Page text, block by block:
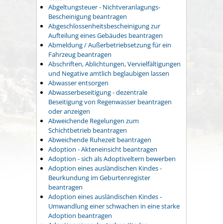
Abgeltungsteuer - Nichtveranlagungs-
Bescheinigung beantragen
Abgeschlossenheitsbescheinigung zur
Aufteilung eines Gebäudes beantragen
Abmeldung / Außerbetriebsetzung für ein
Fahrzeug beantragen
Abschriften, Ablichtungen, Vervielfältigungen
und Negative amtlich beglaubigen lassen
Abwasser entsorgen
Abwasserbeseitigung - dezentrale
Beseitigung von Regenwasser beantragen
oder anzeigen
Abweichende Regelungen zum
Schichtbetrieb beantragen
Abweichende Ruhezeit beantragen
Adoption - Akteneinsicht beantragen
Adoption - sich als Adoptiveltern bewerben
Adoption eines ausländischen Kindes -
Beurkundung im Geburtenregister
beantragen
Adoption eines ausländischen Kindes -
Umwandlung einer schwachen in eine starke
Adoption beantragen